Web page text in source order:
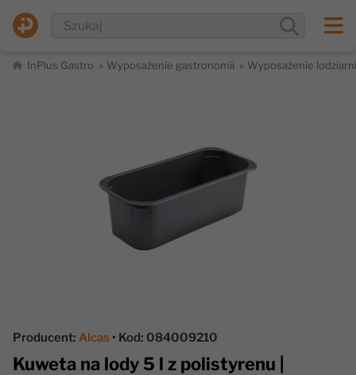
InPlus Gastro Wyposażenie gastronomii Wyposażenie lodziarni
Producent: Alcas • Kod: 084009210
Kuweta na lody 5 l z polistyrenu |